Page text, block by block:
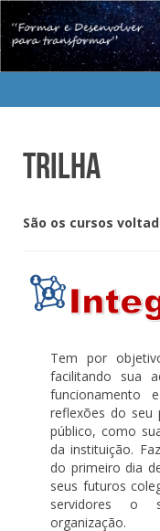
Trilha
São os cursos
Tem por
facilitando sua
funcionamento
reflexões do seu
público, como
da instituição.
do primeiro dia
seus futuros
servidores o
organização.